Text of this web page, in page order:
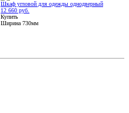
Шкаф угловой для одежды однодверный
12 660 руб.
Купить
Ширина 730мм